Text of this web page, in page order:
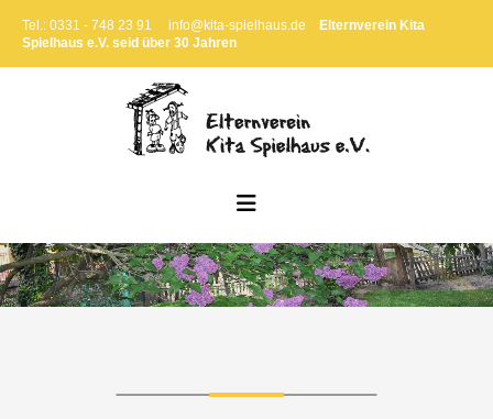
Tel.: 0331 - 748 23 91 info@kita-spielhaus.de
Elternverein Kita
Spielhaus e.V. seid über 30 Jahren